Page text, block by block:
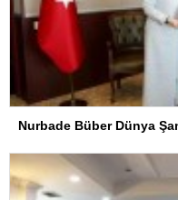
Nurbade Büber Dünya